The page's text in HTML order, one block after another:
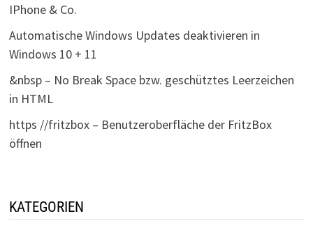
IPhone & Co.
Automatische Windows Updates deaktivieren in
Windows 10 + 11
&nbsp – No Break Space bzw. geschütztes Leerzeichen
in HTML
https //fritzbox – Benutzeroberfläche der FritzBox
öffnen
KATEGORIEN